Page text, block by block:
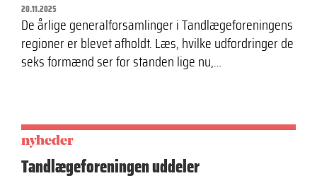
20.11.2025
De årlige generalforsamlinger i Tandlægeforeningens
regioner er blevet afholdt. Læs, hvilke udfordringer de
seks formænd ser for standen lige nu,…
nyheder
Tandlægeforeningen uddeler